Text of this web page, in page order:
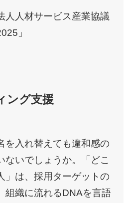
人人材サービス産業協議
」
ング支援
を入れ替えても違和感の
ないでしょうか。「どこ
」は、採用ターゲットの
組織に流れるDNAを言語